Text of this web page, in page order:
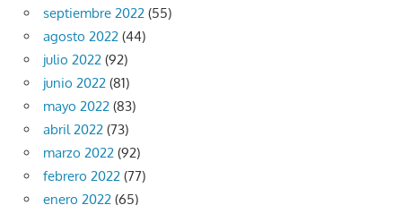
septiembre 2022 (55)
agosto 2022 (44)
julio 2022 (92)
junio 2022 (81)
mayo 2022 (83)
abril 2022 (73)
marzo 2022 (92)
febrero 2022 (77)
enero 2022 (65)